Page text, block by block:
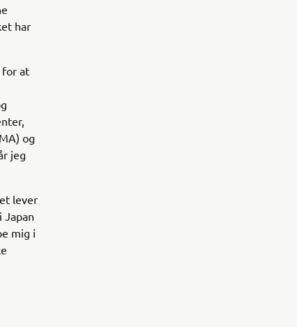
har
for at
og
jeg
lever
Japan
mig i